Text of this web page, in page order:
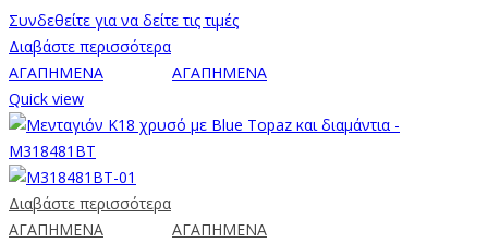
Συνδεθείτε για να δείτε τις τιμές
Διαβάστε περισσότερα
ΑΓΑΠΗΜΕΝΑ
ΑΓΑΠΗΜΕΝΑ
Quick view
Διαβάστε περισσότερα
ΑΓΑΠΗΜΕΝΑ
ΑΓΑΠΗΜΕΝΑ